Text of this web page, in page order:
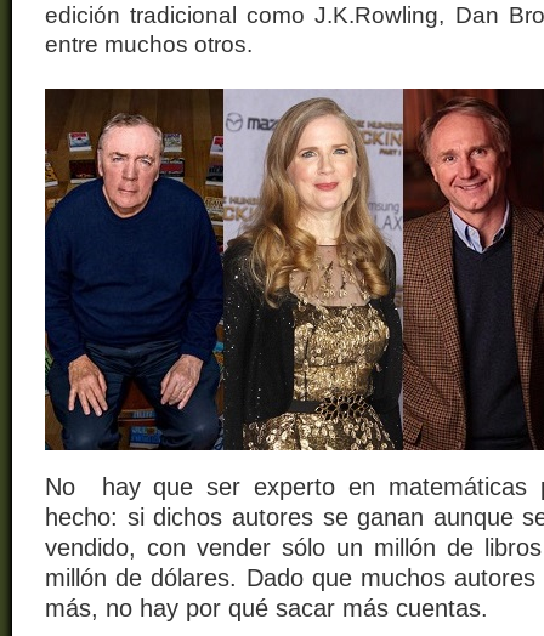
edición tradicional como J.K.Rowling, Dan
entre muchos otros.
No hay que ser experto en matemáticas
hecho: si dichos autores se ganan aunque
vendido, con vender sólo un millón de
millón de dólares. Dado que muchos
más, no hay por qué sacar más cuentas.